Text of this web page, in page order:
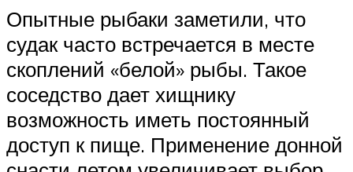
Опытные рыбаки заметили, что
судак часто встречается в месте
скоплений «белой» рыбы. Такое
соседство дает хищнику
возможность иметь постоянный
доступ к пище. Применение донной